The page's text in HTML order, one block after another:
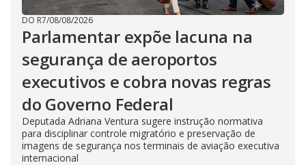
DO R7/08/08/2026
Parlamentar expõe lacuna na
segurança de aeroportos
executivos e cobra novas regras
do Governo Federal
Deputada Adriana Ventura sugere instrução normativa
para disciplinar controle migratório e preservação de
imagens de segurança nos terminais de aviação executiva
internacional